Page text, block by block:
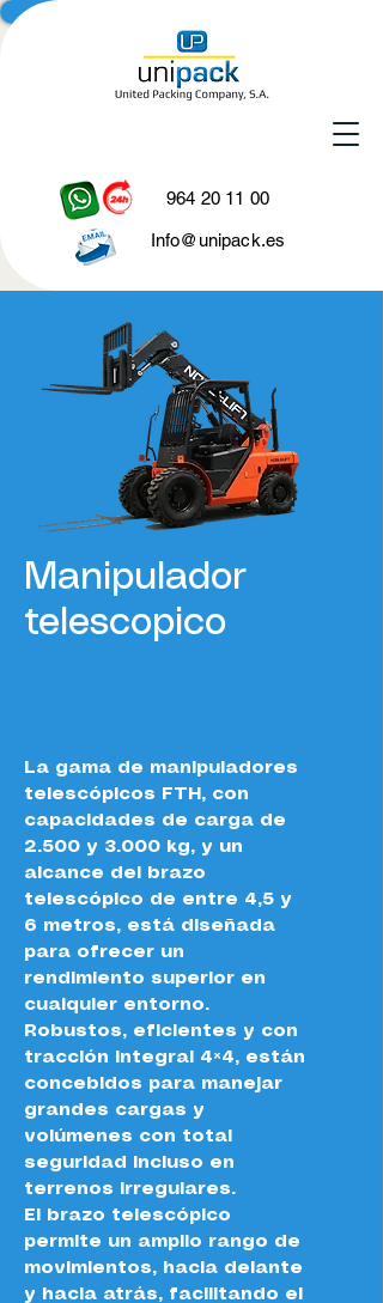
964 20 11 00
Info@unipack.es
Manipulador
telescopico
La gama de manipuladores
telescópicos FTH, con
capacidades de carga de
2.500 y 3.000 kg, y un
alcance del brazo
telescópico de entre 4,5 y
6 metros, está diseñada
para ofrecer un
rendimiento superior en
cualquier entorno.
Robustos, eficientes y con
tracción integral 4×4, están
concebidos para manejar
grandes cargas y
volúmenes con total
seguridad incluso en
terrenos irregulares.
El brazo telescópico
permite un amplio rango de
movimientos, hacia delante
y hacia atrás, facilitando el